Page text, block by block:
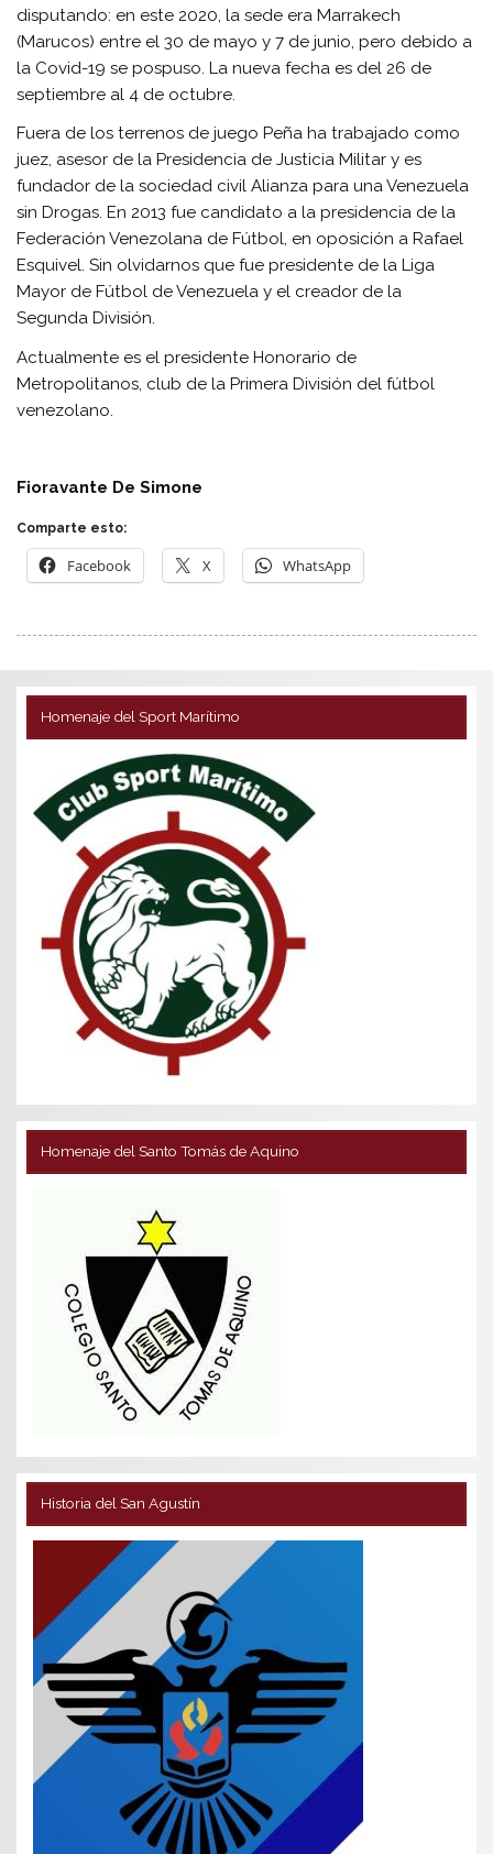
disputando: en este 2020, la sede era Marrakech
(Marucos) entre el 30 de mayo y 7 de junio, pero debido a
la Covid-19 se pospuso. La nueva fecha es del 26 de
septiembre al 4 de octubre.
Fuera de los terrenos de juego Peña ha trabajado como
juez, asesor de la Presidencia de Justicia Militar y es
fundador de la sociedad civil Alianza para una Venezuela
sin Drogas. En 2013 fue candidato a la presidencia de la
Federación Venezolana de Fútbol, en oposición a Rafael
Esquivel. Sin olvidarnos que fue presidente de la Liga
Mayor de Fútbol de Venezuela y el creador de la
Segunda División.
Actualmente es el presidente Honorario de
Metropolitanos, club de la Primera División del fútbol
venezolano.
Fioravante De Simone
Comparte esto:
Facebook X WhatsApp
Homenaje del Sport Marítimo
Homenaje del Santo Tomás de Aquino
Historia del San Agustín